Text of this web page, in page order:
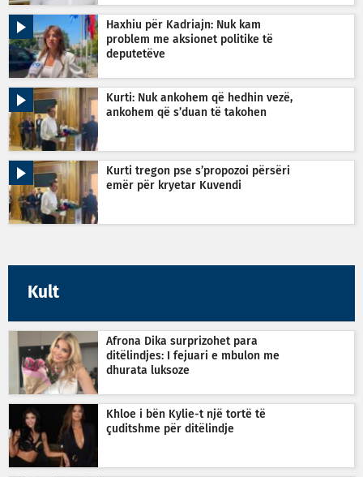
Haxhiu për Kadriajn: Nuk kam
problem me aksionet politike të
deputetëve
Kurti: Nuk ankohem që hedhin vezë,
ankohem që s’duan të takohen
Kurti tregon pse s’propozoi përsëri
emër për kryetar Kuvendi
Kult
Afrona Dika surprizohet para
ditëlindjes: I fejuari e mbulon me
dhurata luksoze
Khloe i bën Kylie-t një tortë të
çuditshme për ditëlindje